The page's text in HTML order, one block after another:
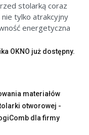
stolarką coraz
nie tylko atrakcyjny
energetyczna
OKNO już dostępny.
materiałów
otworowej -
dla firmy